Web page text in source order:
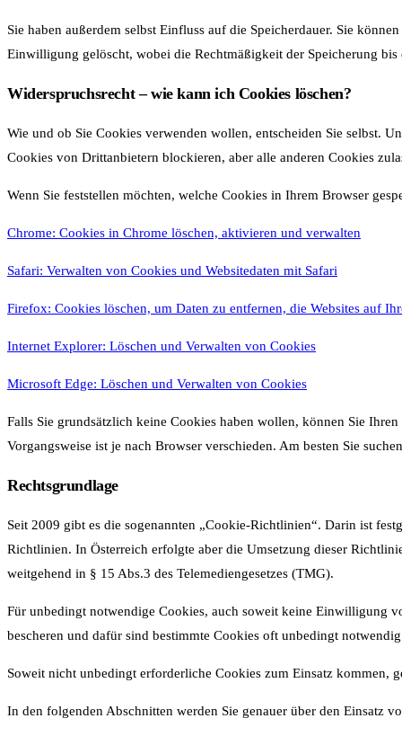
Sie haben außerdem selbst Einfluss auf die Speicherdauer. Sie
Einwilligung gelöscht, wobei die Rechtmäßigkeit der Speicherung
Widerspruchsrecht – wie kann ich Cookies löschen?
Wie und ob Sie Cookies verwenden wollen, entscheiden Sie selbst.
Cookies von Drittanbietern blockieren, aber alle anderen Cookies
Wenn Sie feststellen möchten, welche Cookies in Ihrem Browser
Chrome: Cookies in Chrome löschen, aktivieren und verwalten
Safari: Verwalten von Cookies und Websitedaten mit Safari
Firefox: Cookies löschen, um Daten zu entfernen, die Websites auf
Internet Explorer: Löschen und Verwalten von Cookies
Microsoft Edge: Löschen und Verwalten von Cookies
Falls Sie grundsätzlich keine Cookies haben wollen, können Sie
Vorgangsweise ist je nach Browser verschieden. Am besten Sie
Rechtsgrundlage
Seit 2009 gibt es die sogenannten „Cookie-Richtlinien“. Darin ist
Richtlinien. In Österreich erfolgte aber die Umsetzung dieser
weitgehend in § 15 Abs.3 des Telemediengesetzes (TMG).
Für unbedingt notwendige Cookies, auch soweit keine Einwilligung
bescheren und dafür sind bestimmte Cookies oft unbedingt
Soweit nicht unbedingt erforderliche Cookies zum Einsatz
In den folgenden Abschnitten werden Sie genauer über den Einsatz